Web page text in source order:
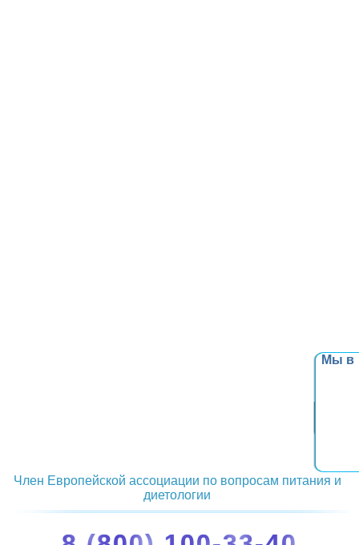
Мы в
Член Европейской ассоциации по вопросам питания и
диетологии